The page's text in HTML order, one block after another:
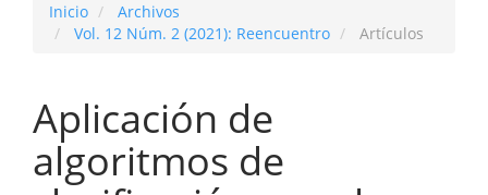
Inicio
Archivos
Vol. 12 Núm. 2 (2021): Reencuentro
Artículos
Aplicación de
algoritmos de